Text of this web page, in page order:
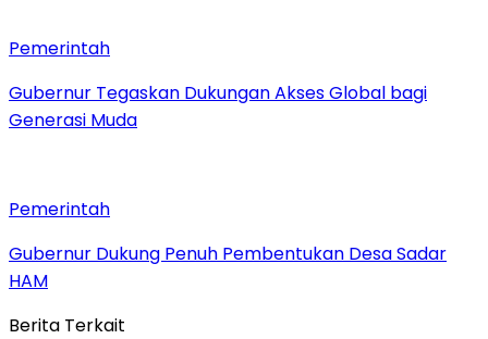
Pemerintah
Gubernur Tegaskan Dukungan Akses Global bagi
Generasi Muda
Pemerintah
Gubernur Dukung Penuh Pembentukan Desa Sadar
HAM
Berita Terkait